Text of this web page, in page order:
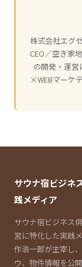
株式会社エグ
CEO／空き家
の開発・運
×WEBマーケ
サウナ宿ビジネ
践メディア
サウナ宿ビジネス
営に特化した実践
作浩一郎が主宰し
ウ、物件情報を公